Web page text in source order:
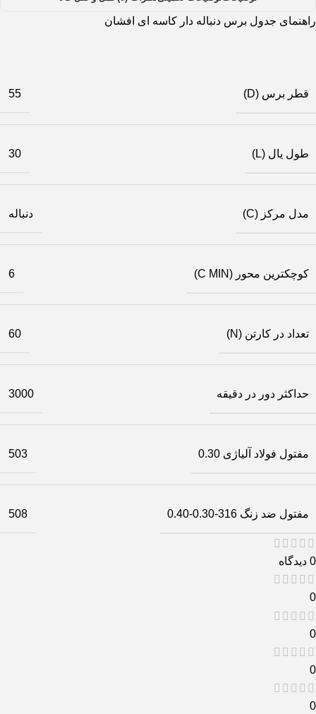
راهنمای جدول برس دنباله دار کاسه ای افشان
قطر برس (D) 55
طول یال (L) 30
مدل مرکز (C) دنباله
کوچکترین محور (C MIN) 6
تعداد در کارتن (N) 60
حداکثر دور در دقیقه 3000
مفتول فولاد آلیاژی 0.30 503
مفتول ضد زنگ 316-0.30-0.40 508
0 دیدگاه
0
0
0
0